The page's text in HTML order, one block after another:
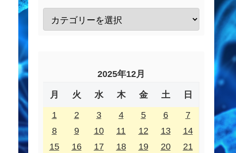
2025年12月
月 火 水 木 金 土 日
1 2 3 4 5 6
7
8
9 10 11 12 13
14
15
16 17 18 19 20
21